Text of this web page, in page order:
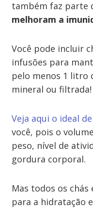
também faz parte
melhoram a
Você pode incluir
infusões para
pelo menos 1 litro
mineral ou filtrada!
Veja aqui o ideal
você, pois o
peso, nível de
gordura corporal.
Mas todos os
para a hidratação